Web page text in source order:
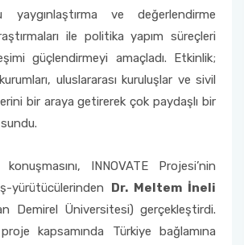
yaygınlaştırma ve değerlendirme
ile politika yapım süreçleri
güçlendirmeyi amaçladı. Etkinlik;
uluslararası kuruluşlar ve sivil
bir araya getirerek çok paydaşlı bir
INNOVATE Projesi’nin
yürütücülerinden Dr. Meltem İneli
Demirel Üniversitesi) gerçekleştirdi.
kapsamında Türkiye bağlamına
Göç ve Birlikte Yaşam